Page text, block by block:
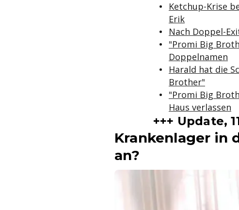
Ketchup-Krise
Erik
Nach Doppel-
"Promi Big
Doppelnamen
Harald hat die
Brother"
"Promi Big
Haus verlassen
+++ Update,
Krankenlager in
an?